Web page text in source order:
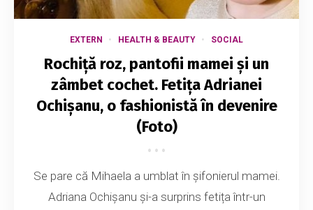
EXTERN HEALTH & BEAUTY SOCIAL
Rochiță roz, pantofii mamei și un
zâmbet cochet. Fetița Adrianei
Ochișanu, o fashionistă în devenire
(Foto)
Se pare că Mihaela a umblat în șifonierul mamei.
Adriana Ochișanu și-a surprins fetița într-un